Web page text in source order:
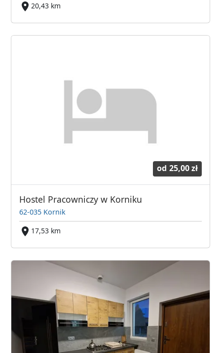
20,43 km
od 25,00 zł
Hostel Pracowniczy w Korniku
62-035 Kornik
17,53 km